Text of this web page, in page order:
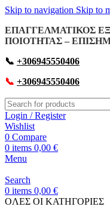
Skip to navigation Skip to
ΕΠΑΓΓΕΛΜΑΤΙΚΟΣ
ΠΟΙΟΤΗΤΑΣ –
📞 +306945550406
📞 +306945550406
Login / Register
Wishlist
0 Compare
0 items 0,00 €
Menu
Search
0 items 0,00 €
OΛΕΣ ΟΙ ΚΑΤΗΓΟΡΙΕΣ